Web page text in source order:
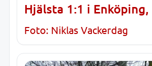
Hjälsta 1:1 i Enköping,
Foto: Niklas Vackerdag